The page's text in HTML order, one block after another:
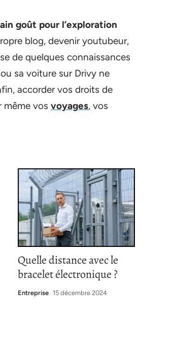
goût pour l’exploration
blog, devenir youtubeur,
de quelques connaissances
sa voiture sur Drivy ne
accorder vos droits de
même vos voyages, vos
Quelle distance avec le
bracelet électronique ?
Entreprise 15 décembre 2024